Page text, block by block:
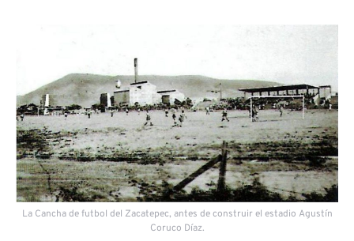
La Cancha de futbol del Zacatepec, antes de construir el estadio Agustín
Coruco Díaz.